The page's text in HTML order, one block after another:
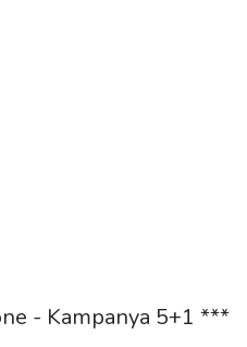
- Kampanya 5+1 ***